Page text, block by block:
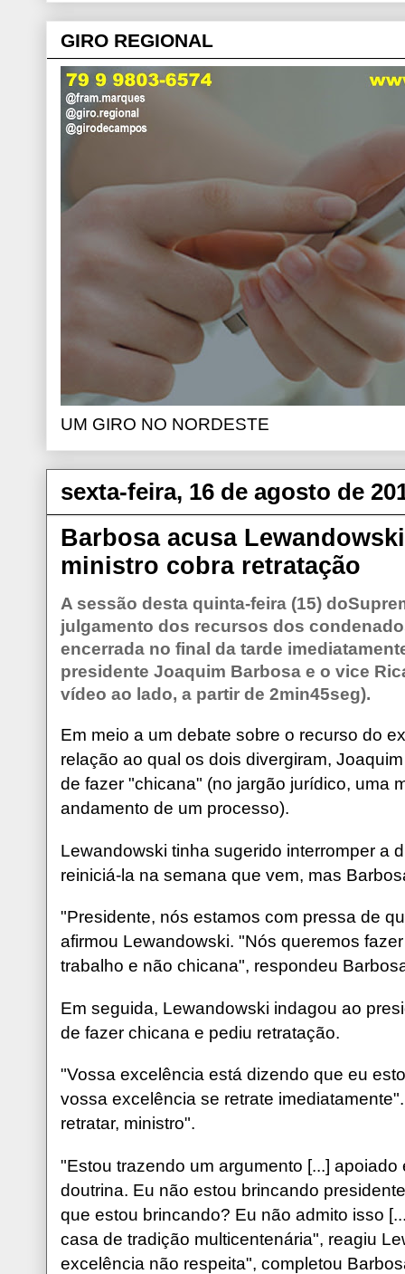
GIRO REGIONAL
UM GIRO NO NORDESTE
sexta-feira, 16 de agosto de
Barbosa acusa
ministro cobra retratação
A sessão desta quinta-feira (15)
julgamento dos recursos dos
encerrada no final da tarde
presidente Joaquim Barbosa e o vice
vídeo ao lado, a partir de 2min45seg).
Em meio a um debate sobre o recurso do
relação ao qual os dois divergiram,
de fazer "chicana" (no jargão jurídico, uma
andamento de um processo).
Lewandowski tinha sugerido interromper a
reiniciá-la na semana que vem, mas
"Presidente, nós estamos com pressa de
afirmou Lewandowski. "Nós queremos
trabalho e não chicana", respondeu
Em seguida, Lewandowski indagou ao
de fazer chicana e pediu retratação.
"Vossa excelência está dizendo que eu
vossa excelência se retrate
retratar, ministro".
"Estou trazendo um argumento [...]
doutrina. Eu não estou brincando
que estou brincando? Eu não admito isso
casa de tradição multicentenária", reagiu
excelência não respeita", completou